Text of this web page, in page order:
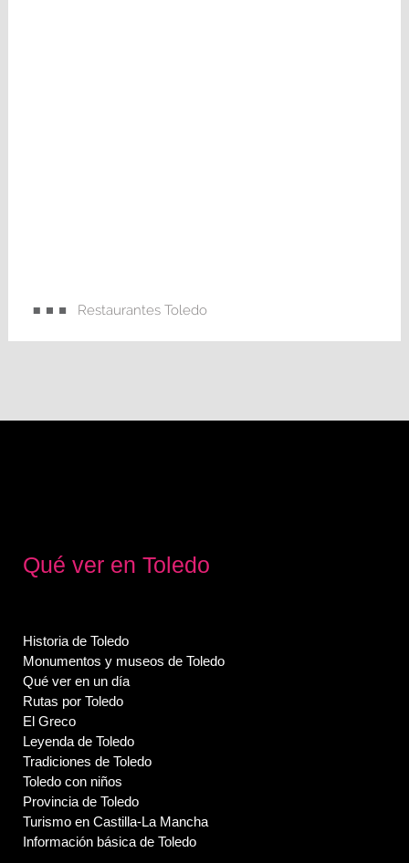
Restaurantes Toledo
Qué ver en Toledo
Historia de Toledo
Monumentos y museos de Toledo
Qué ver en un día
Rutas por Toledo
El Greco
Leyenda de Toledo
Tradiciones de Toledo
Toledo con niños
Provincia de Toledo
Turismo en Castilla-La Mancha
Información básica de Toledo